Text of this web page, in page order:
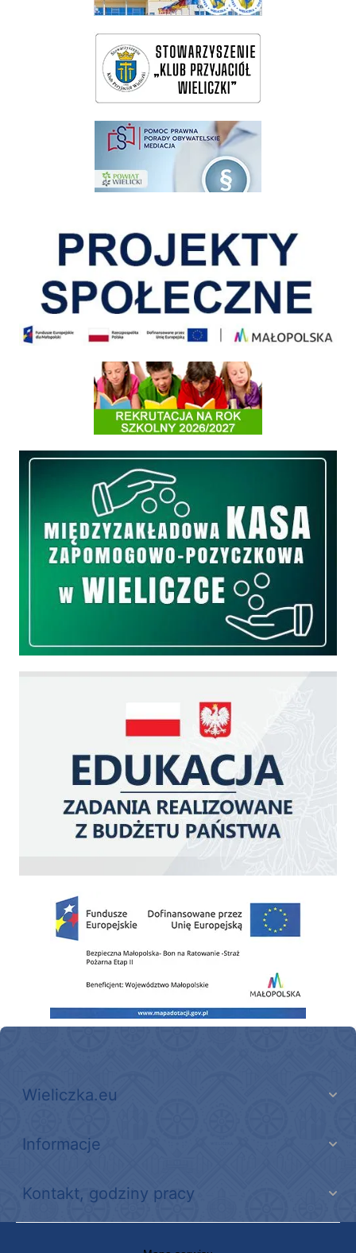
wieliczka-wieliczanie na bis
pomoc prawna wieliczka
Informacja o terminach rekrutacji na rok szkolny 2026/2027
Międzyzakładowa Kasa Zapomogowo - Pożyczkowa
Zakup fabrycznie nowego, średniego samochodu ratowniczo-gaśniczego z
Wieliczka.eu
Informacje
Kontakt, godziny pracy